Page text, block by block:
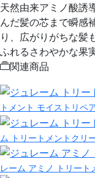
天然由来アミノ酸誘
んだ髪の芯まで瞬感
り、広がりがちな髪
ふれるさわやかな果
関連商品
トメント モイストリペ
ム トリートメントクリ
レーム アミノ トリート